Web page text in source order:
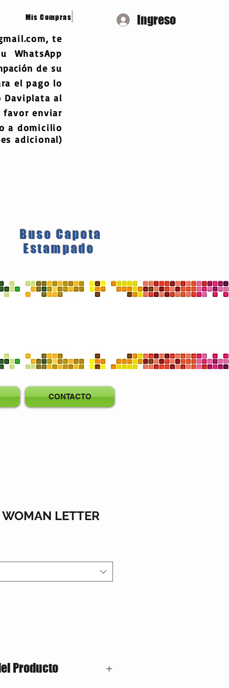
Mis Compras Ingreso
, te
WhatsApp
de su
el pago lo
Daviplata al
favor enviar
a domicilio
adicional)
Buso Capota
Estampado
CONTACTO
LETTER
Producto